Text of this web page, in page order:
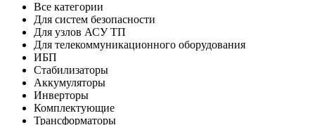
Все категории
Для систем безопасности
Для узлов АСУ ТП
Для телекоммуникационного оборудования
ИБП
Стабилизаторы
Аккумуляторы
Инверторы
Комплектующие
Трансформаторы